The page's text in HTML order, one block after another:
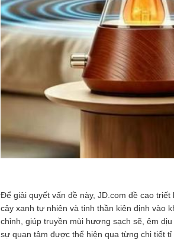
Để giải quyết vấn đề này, JD.com đề cao
cây xanh tự nhiên và tinh thần kiên định vào
chỉnh, giúp truyền mùi hương sạch sẽ, êm
sự quan tâm được thể hiện qua từng chi tiết